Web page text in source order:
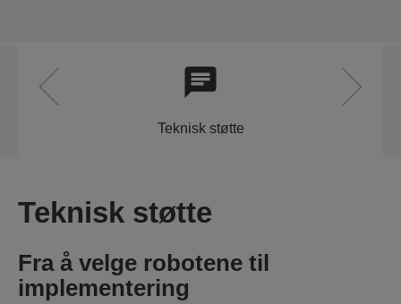
Teknisk støtte
Teknisk støtte
Fra å velge robotene til
implementering